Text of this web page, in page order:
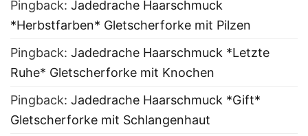
Pingback: Jadedrache Haarschmuck
*Herbstfarben* Gletscherforke mit Pilzen
Pingback: Jadedrache Haarschmuck *Letzte
Ruhe* Gletscherforke mit Knochen
Pingback: Jadedrache Haarschmuck *Gift*
Gletscherforke mit Schlangenhaut